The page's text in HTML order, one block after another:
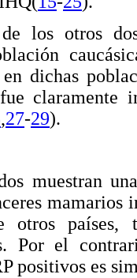
los otros
dichas
claramente
,27-29).
muestran
mamarios
otros países,
Por el
positivos es